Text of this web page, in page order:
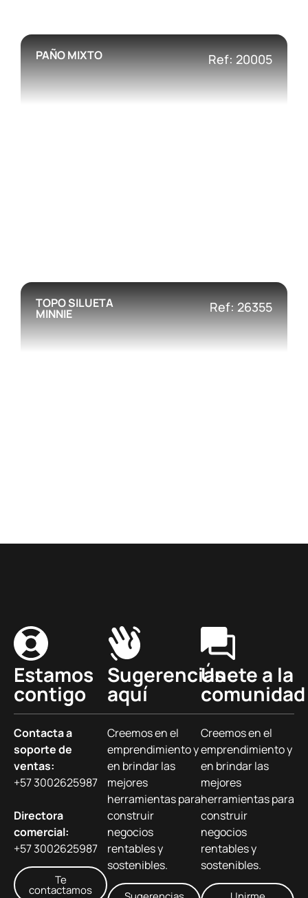
PAÑO MIXTO Ref: 20005
TOPO SILUETA
MINNIE Ref: 26355
Estamos
contigo
Contacta a
soporte de
ventas:
+57 3002625987
Directora
comercial:
+57 3002625987
Te
contactamos
Sugerencias
aquí
Creemos en el
emprendimiento y
en brindar las
mejores
herramientas para
construir
negocios
rentables y
sostenibles.
Únete a la
comunidad
Creemos en el
emprendimiento y
en brindar las
mejores
herramientas para
construir
negocios
rentables y
sostenibles.